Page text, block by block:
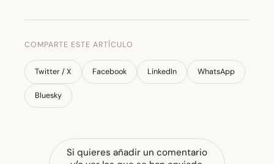
COMPARTE ESTE ARTÍCULO
Twitter / X Facebook LinkedIn WhatsApp
Bluesky
Si quieres añadir un comentario